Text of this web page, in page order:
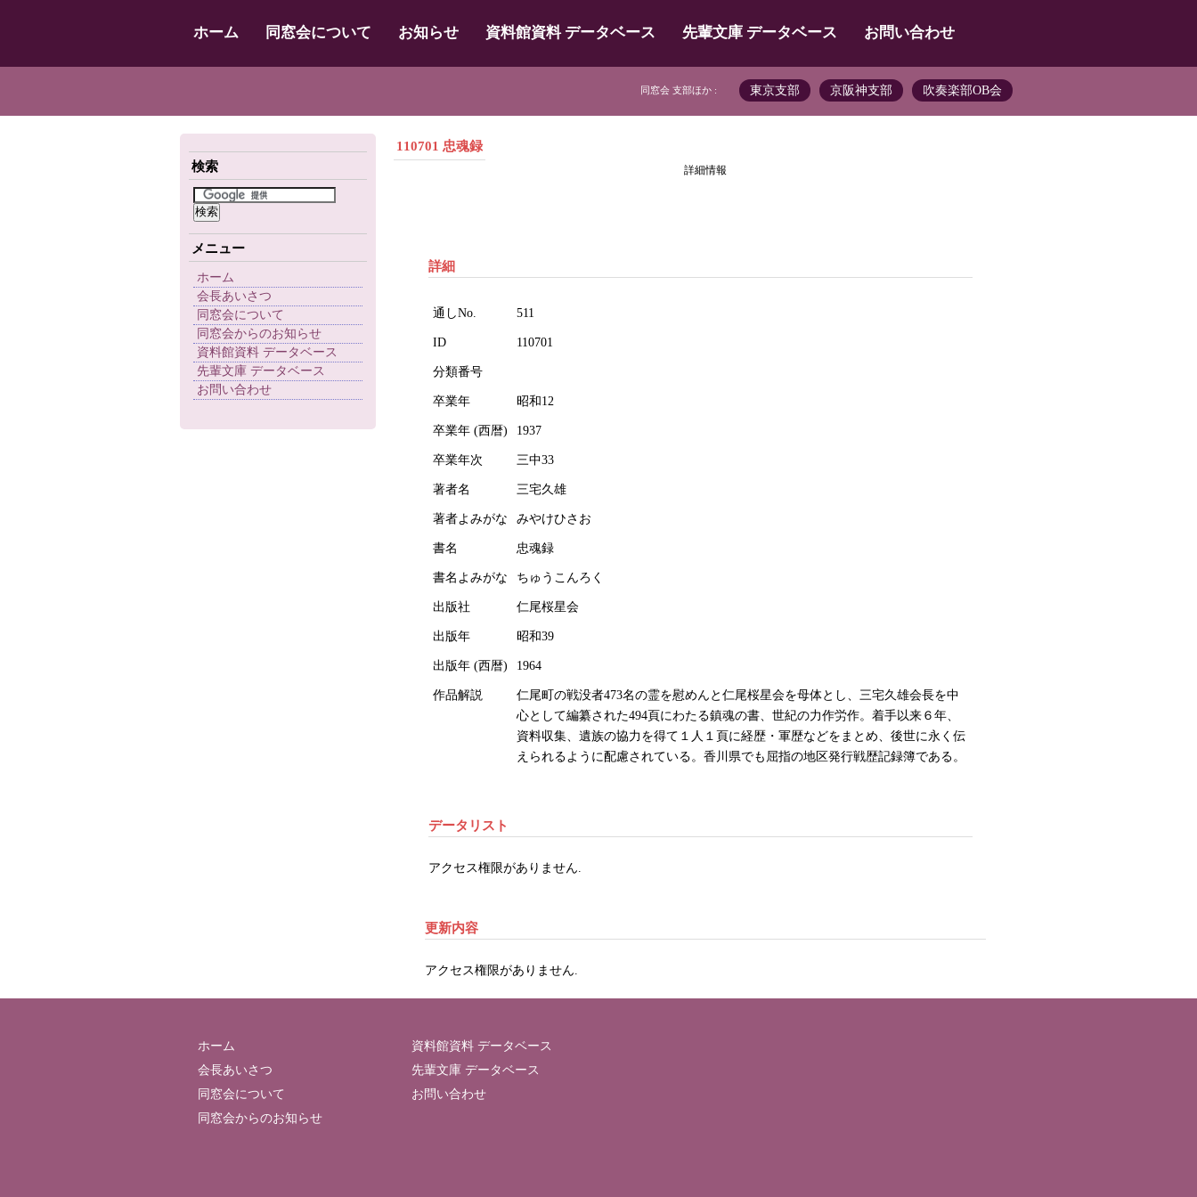
ホーム 同窓会について お知らせ 資料館資料 データベース 先輩文庫 データベース お問い合わせ
同窓会 支部ほか : 東京支部 京阪神支部 吹奏楽部OB会
検索
メニュー
ホーム
会長あいさつ
同窓会について
同窓会からのお知らせ
資料館資料 データベース
先輩文庫 データベース
お問い合わせ
110701 忠魂録
詳細情報
詳細
通しNo. 511
ID 110701
分類番号
卒業年 昭和12
卒業年 (西暦) 1937
卒業年次 三中33
著者名 三宅久雄
著者よみがな みやけひさお
書名 忠魂録
書名よみがな ちゅうこんろく
出版社 仁尾桜星会
出版年 昭和39
出版年 (西暦) 1964
作品解説
仁尾町の戦没者473名の霊を慰めんと仁尾桜星会を母体とし、三宅久雄会長を中
心として編纂された494頁にわたる鎮魂の書、世紀の力作労作。着手以来６年、
資料収集、遺族の協力を得て１人１頁に経歴・軍歴などをまとめ、後世に永く伝
えられるように配慮されている。香川県でも屈指の地区発行戦歴記録簿である。
データリスト
アクセス権限がありません.
更新内容
アクセス権限がありません.
ホーム
会長あいさつ
同窓会について
同窓会からのお知らせ
資料館資料 データベース
先輩文庫 データベース
お問い合わせ